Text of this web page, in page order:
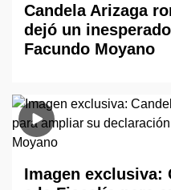
Candela Arizaga
dejó un
Facundo Moyano
Imagen exclusiva: